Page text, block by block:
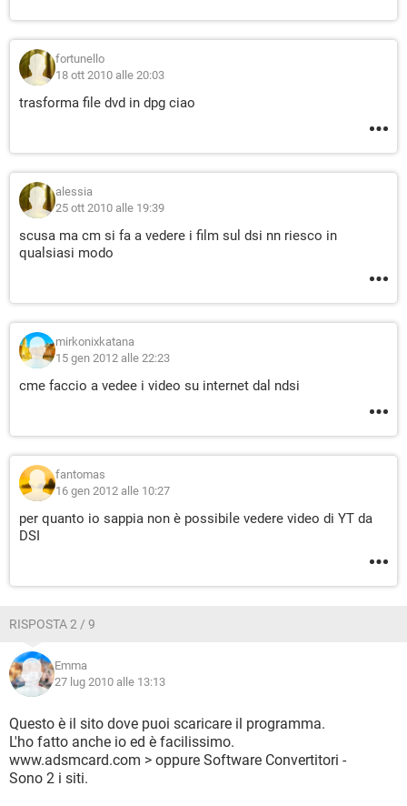
fortunello
18 ott 2010 alle 20:03
trasforma file dvd in dpg ciao
alessia
25 ott 2010 alle 19:39
scusa ma cm si fa a vedere i film sul dsi nn riesco in
qualsiasi modo
mirkonixkatana
15 gen 2012 alle 22:23
cme faccio a vedee i video su internet dal ndsi
fantomas
16 gen 2012 alle 10:27
per quanto io sappia non è possibile vedere video di YT da
DSI
RISPOSTA 2 / 9
Emma
27 lug 2010 alle 13:13
Questo è il sito dove puoi scaricare il programma.
L'ho fatto anche io ed è facilissimo.
www.adsmcard.com > oppure Software Convertitori -
Sono 2 i siti.